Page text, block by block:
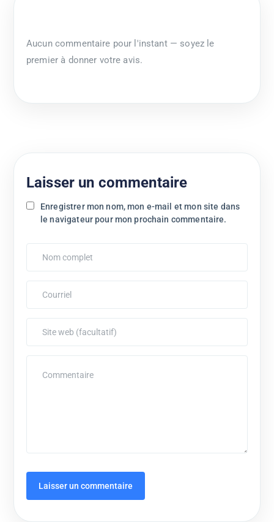
Aucun commentaire pour l'instant — soyez le
premier à donner votre avis.
Laisser un commentaire
Enregistrer mon nom, mon e-mail et mon site dans
le navigateur pour mon prochain commentaire.